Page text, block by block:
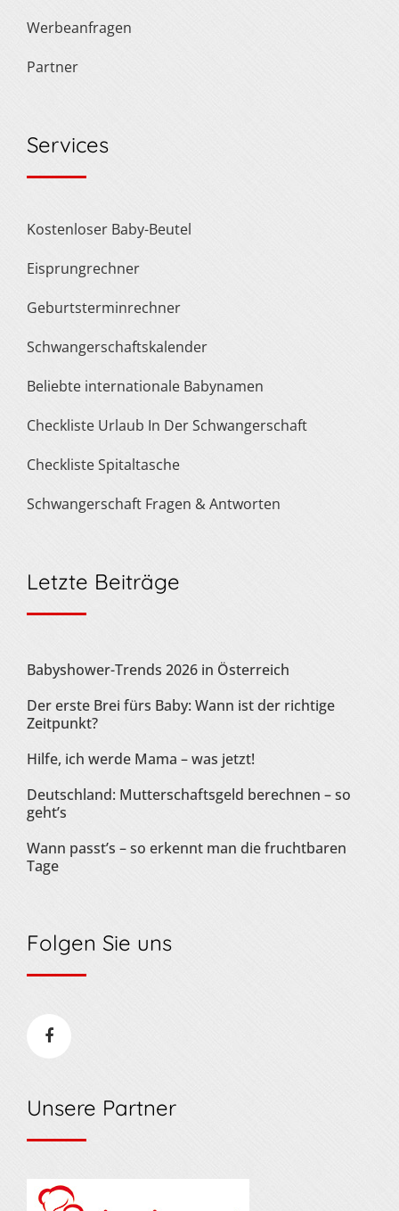
Werbeanfragen
Partner
Services
Kostenloser Baby-Beutel
Eisprungrechner
Geburtsterminrechner
Schwangerschaftskalender
Beliebte internationale Babynamen
Checkliste Urlaub In Der Schwangerschaft
Checkliste Spitaltasche
Schwangerschaft Fragen & Antworten
Letzte Beiträge
Babyshower-Trends 2026 in Österreich
Der erste Brei fürs Baby: Wann ist der richtige
Zeitpunkt?
Hilfe, ich werde Mama – was jetzt!
Deutschland: Mutterschaftsgeld berechnen – so
geht’s
Wann passt’s – so erkennt man die fruchtbaren
Tage
Folgen Sie uns
Unsere Partner